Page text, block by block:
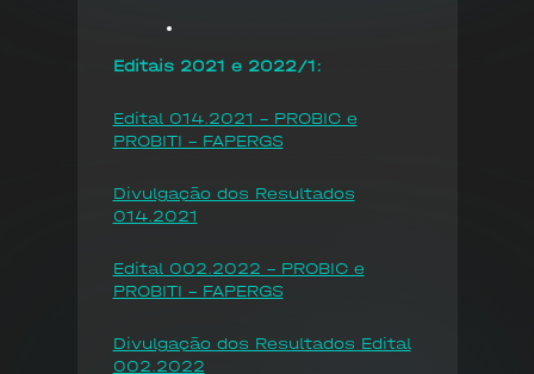
Editais 2021 e 2022/1:
Edital 014.2021 - PROBIC e
PROBITI - FAPERGS
Divulgação dos Resultados
014.2021
Edital 002.2022 - PROBIC e
PROBITI - FAPERGS
Divulgação dos Resultados Edital
002.2022